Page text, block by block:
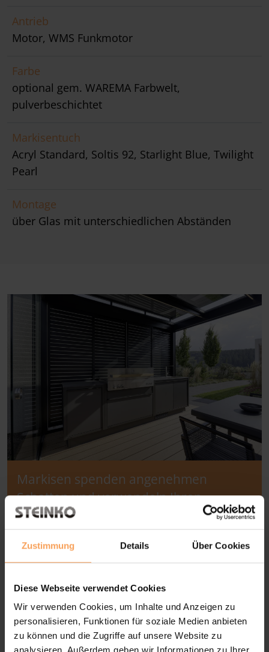
Zustimmung Details Über Cookies
Diese Webseite verwendet Cookies
Wir verwenden Cookies, um Inhalte und Anzeigen zu
personalisieren, Funktionen für soziale Medien anbieten
zu können und die Zugriffe auf unsere Website zu
Antrieb
Motor, WMS Funkmotor
Farbe
optional gem. WAREMA Farbwelt,
pulverbeschichtet
Markisentuch
Acryl Standard, Soltis 92, Starlight Blue, Twilight
Pearl
Montage
über Glas mit unterschiedlichen Abständen
Markisen spenden angenehmen
Schatten und verwandeln Ihren
Wintergarten in eine gemütliche
Wohlfühloase.